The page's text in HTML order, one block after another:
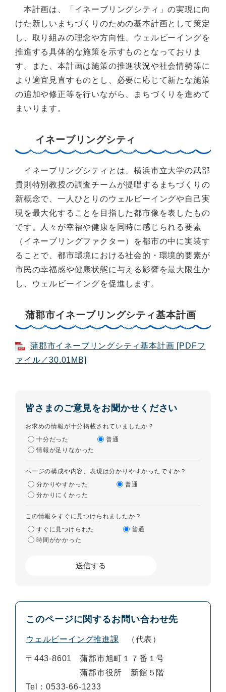
本計画は、「イネーブリングシティ」の実現に向
けた新しいまちづくりのための基本計画として策定
し、取り組みの理念や方向性、ウェルビーイングを
推進する具体的な施策を示すものとなっておりま
す。また、本計画は施策の推進状況や社会情勢等に
より適宜見直すものとし、必要に応じて新たな施策
の追加や修正等を行いながら、まちづくりを進めて
まいります。
イネーブリングシティ
イネーブリングシティとは、横浜市立大学の武部
貴則特別教授の調査チームが提唱するまちづくりの
新概念で、一人ひとりのウェルビーイングや自⼰実
現を最大化することを目指した都市像を表したもの
です。人々が幸福や健康を同時に感じられる要素
（イネーブリングファクター）を都市の中に実装す
ることで、都市環境における社会的・環境的要素が
市⺠の幸福感や健康状態に与える影響を最大限生か
し、ウェルビーイングを促進します。
蒲郡市イネーブリングシティ基本計画
蒲郡市イネーブリングシティ基本計画 [PDFフ
ァイル／30.01MB]
皆さまのご意見をお聞かせください
お求めの情報が十分掲載されていましたか？
十分だった
普通
情報が足りなかった
ページの構成や内容、表現は分かりやすかったですか？
分かりやすかった
普通
分かりにくかった
この情報をすぐに見つけられましたか？
すぐに見つけられた
普通
時間がかかった
このページに関するお問い合わせ先
ウェルビーイング推進課 代表
〒443-8601
蒲郡市旭町１７番１号
蒲郡市役所 新館５階
Tel：0533-66-1233